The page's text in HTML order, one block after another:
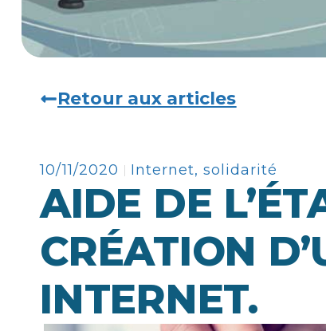
Retour aux articles
10/11/2020 Internet,solidarité
AIDE DE
CRÉATION
INTERNET.